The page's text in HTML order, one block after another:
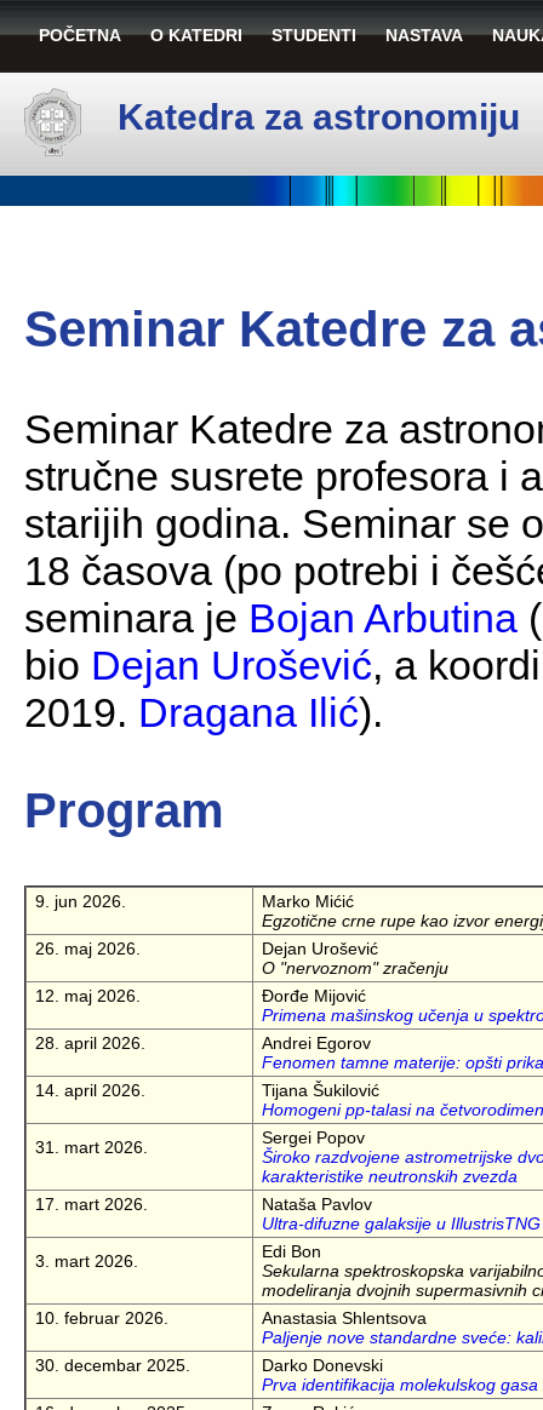
POČETNA O KATEDRI STUDENTI NASTAVA
Katedra za astronomiju
Seminar Katedre za
Seminar Katedre za
stručne susrete profesora i
starijih godina. Seminar se
18 časova (po potrebi i
seminara je Bojan Arbutina
bio Dejan Urošević, a
2019. Dragana Ilić).
Program
9. jun 2026.
Marko Mićić
Egzotične crne rupe kao izvor
26. maj 2026.
Dejan Urošević
O "nervoznom" zračenju
12. maj 2026.
Đorđe Mijović
Primena mašinskog učenja u
28. april 2026.
Andrei Egorov
Fenomen tamne materije: opšti
14. april 2026.
Tijana Šukilović
Homogeni pp-talasi na
31. mart 2026.
Sergei Popov
Široko razdvojene astrometrijske
karakteristike neutronskih zvezda
17. mart 2026.
Nataša Pavlov
Ultra-difuzne galaksije u
3. mart 2026.
Edi Bon
Sekularna spektroskopska
modeliranja dvojnih supermasivnih
10. februar 2026.
Anastasia Shlentsova
Paljenje nove standardne sveće:
30. decembar 2025.
Darko Donevski
Prva identifikacija molekulskog